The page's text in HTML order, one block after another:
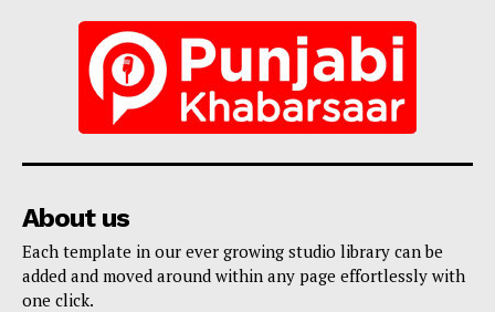
About us
Each template in our ever growing studio library can be
added and moved around within any page effortlessly with
one click.